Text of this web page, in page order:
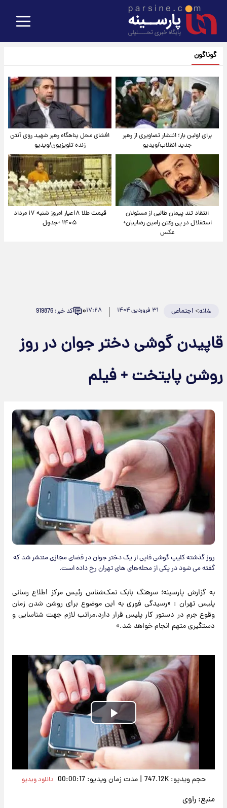
گوناگون
برای اولین بار؛ انتشار تصاویری از رهبر
جدید انقلاب/ویدیو
افشای محل پناهگاه‌ رهبر شهید روی آنتن
زنده تلویزیون/ویدیو
انتقاد تند پیمان طالبی از مسئولان
استقلال در پی رفتن رامین رضاییان+
عکس
قیمت طلا ۱۸عیار امروز شنبه ۱۷ مرداد
۱۴۰۵ +جدول
خانه>اجتماعی ۳۱ فروردین ۱۴۰۴ ۱۷:۲۸۰ کد خبر: 919876
قاپیدن گوشی دختر جوان در روز
روشن پایتخت + فیلم
روز گذشته کلیپ گوشی قاپی از یک دختر جوان در فضای مجازی منتشر شد که
گفته می شود در یکی از محله‌های های تهران رخ داده است.
به گزارش پارسینه؛ سرهنگ بابک نمک‌شناس رئیس مرکز اطلاع رسانی
پلیس تهران : «رسیدگی فوری به این موضوع برای روشن شدن زمان
وقوع جرم در دستور کار پلیس قرار دارد.مراتب لازم جهت شناسایی و
دستگیری متهم انجام خواهد شد.»
Play
Video
حجم ویدیو: 747.12K |مدت زمان ویدیو: 00:00:17 دانلود ویدیو
منبع: راوی